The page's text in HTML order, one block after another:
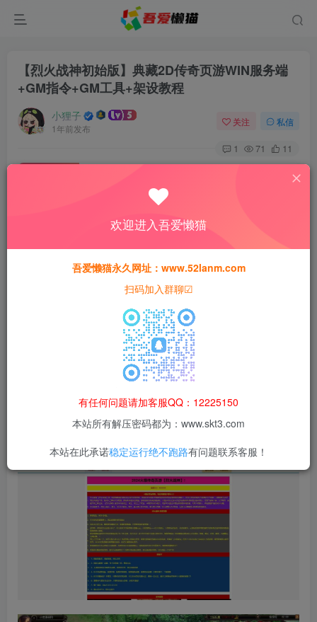
【烈火战神初始版】典藏2D传奇页游WIN服务端
+GM指令+GM工具+架设教程
小狸子
1年前发布
关注 私信
1 71 11
此内容为免费资源，请登录后查看
登录查看
载后24h内删除，谢谢合作！
本站资源仅用于学习交流，禁止商业运营与违法、侵权
等非法行为；资源下载后请于 24 小时内删除，违规后
果由使用者自行承担。
欢迎进入吾爱懒猫
吾爱懒猫永久网址：www.52lanm.com
扫码加入群聊☑
有任何问题请加客服QQ：12225150
本站所有解压密码都为：www.skt3.com
本站在此承诺稳定运行绝不跑路有问题联系客服！